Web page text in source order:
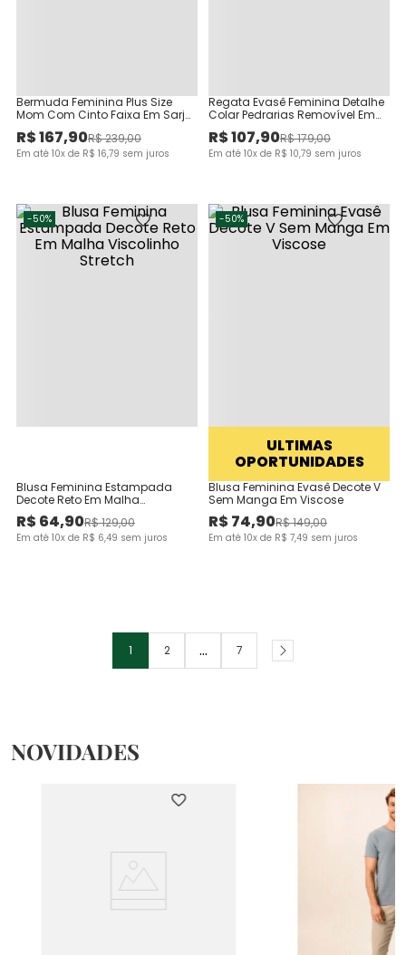
Bermuda Feminina Plus Size
Mom Com Cinto Faixa Em Sarja
Com Elastano
R$167,90R$239,00
Em até 10x de R$ 16,79 sem juros
Regata Evasê Feminina Detalhe
Colar Pedrarias Removível Em
Viscolinho
R$107,90R$179,00
Em até 10x de R$ 10,79 sem juros
-50%
Blusa Feminina Estampada
Decote Reto Em Malha
Viscolinho Stretch
R$64,90R$129,00
Em até 10x de R$ 6,49 sem juros
-50%
ULTIMAS
OPORTUNIDADES
Blusa Feminina Evasê Decote V
Sem Manga Em Viscose
R$74,90R$149,00
Em até 10x de R$ 7,49 sem juros
1 2 ... 7
NOVIDADES